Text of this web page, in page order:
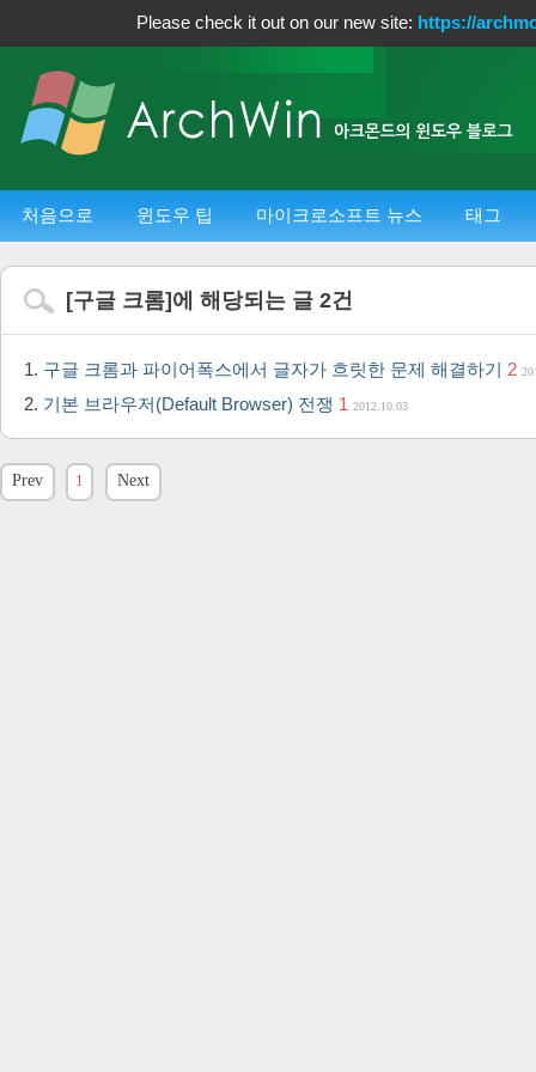
Please check it out on our new site: https://
처음으로 윈도우 팁 마이크로소프트 뉴스 태그
[구글 크롬]에 해당되는 글 2건
구글 크롬과 파이어폭스에서 글자가 흐릿한 문제 해결하기 2
기본 브라우저(Default Browser) 전쟁 1 2012.10.03
Prev 1 Next